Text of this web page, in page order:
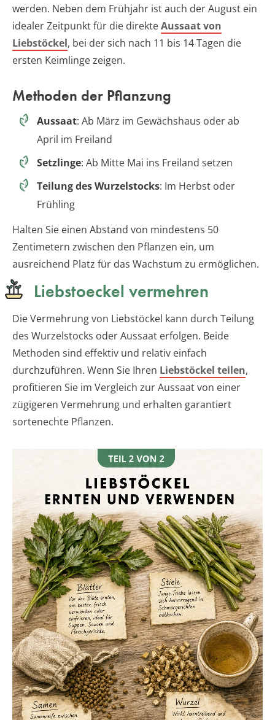
werden. Neben dem Frühjahr ist auch der August ein
idealer Zeitpunkt für die direkteAussaat von
Liebstöckel, bei der sich nach 11 bis 14 Tagen die
ersten Keimlinge zeigen.
Methoden der Pflanzung
Aussaat: Ab März im Gewächshaus oder ab
April im Freiland
Setzlinge: Ab Mitte Mai ins Freiland setzen
Teilung des Wurzelstocks: Im Herbst oder
Frühling
Halten Sie einen Abstand von mindestens 50
Zentimetern zwischen den Pflanzen ein, um
ausreichend Platz für das Wachstum zu ermöglichen.
Liebstoeckel vermehren
Die Vermehrung von Liebstöckel kann durch Teilung
des Wurzelstocks oder Aussaat erfolgen. Beide
Methoden sind effektiv und relativ einfach
durchzuführen. Wenn Sie Ihren Liebstöckel teilen,
profitieren Sie im Vergleich zur Aussaat von einer
zügigeren Vermehrung und erhalten garantiert
sortenechte Pflanzen.